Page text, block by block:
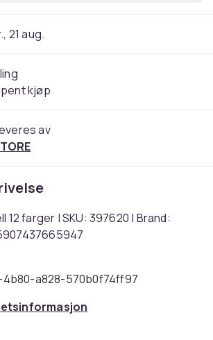
21 aug.
kjøp
av
12 farger | SKU: 397620 | Brand:
a828-570b0f74ff97